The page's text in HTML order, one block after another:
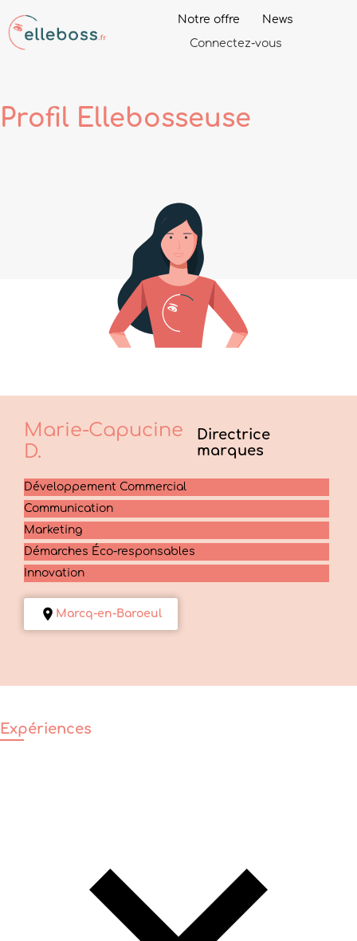
Notre offre
News
Connectez-vous
Profil Ellebosseuse
Marie-Capucine
D.
Directrice
marques
Développement Commercial
Communication
Marketing
Démarches Éco-responsables
Innovation
Marcq-en-Baroeul
Expériences